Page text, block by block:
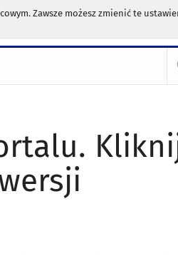
Zawsze możesz zmienić te